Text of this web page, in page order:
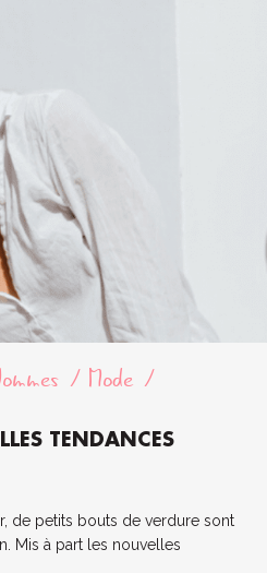
Mode
TENDANCES
de petits bouts de verdure sont
Mis à part les nouvelles